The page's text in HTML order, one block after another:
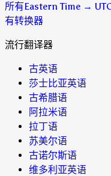
所有Eastern Time →
有转换器
流行翻译器
古英语
莎士比亚英语
古希腊语
阿拉米语
拉丁语
苏美尔语
古诺尔斯语
维多利亚英语